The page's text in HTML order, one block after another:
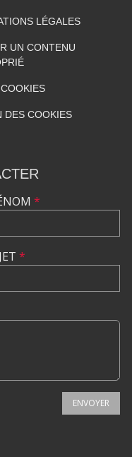
LÉGALES
UN CONTENU
DES COOKIES
*
*
ENVOYER